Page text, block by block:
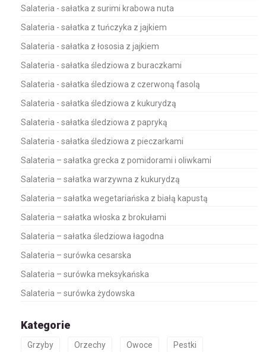
Salateria - sałatka z surimi krabowa nuta
Salateria - sałatka z tuńczyka z jajkiem
Salateria - sałatka z łososia z jajkiem
Salateria - sałatka śledziowa z buraczkami
Salateria - sałatka śledziowa z czerwoną fasolą
Salateria - sałatka śledziowa z kukurydzą
Salateria - sałatka śledziowa z papryką
Salateria - sałatka śledziowa z pieczarkami
Salateria – sałatka grecka z pomidorami i oliwkami
Salateria – sałatka warzywna z kukurydzą
Salateria – sałatka wegetariańska z białą kapustą
Salateria – sałatka włoska z brokułami
Salateria – sałatka śledziowa łagodna
Salateria – surówka cesarska
Salateria – surówka meksykańska
Salateria – surówka żydowska
Kategorie
Grzyby Orzechy Owoce Pestki